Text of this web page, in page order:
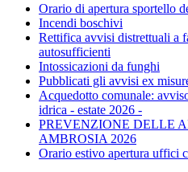
Orario di apertura sportello
Incendi boschivi
Rettifica avvisi distrettuali a
autosufficienti
Intossicazioni da funghi
Pubblicati gli avvisi ex
Acquedotto comunale:
idrica - estate 2026 -
PREVENZIONE DELLE
AMBROSIA 2026
Orario estivo apertura uffici